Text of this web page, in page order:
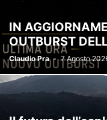
IN
OUTBURST
Claudio Pra - 7 Agosto